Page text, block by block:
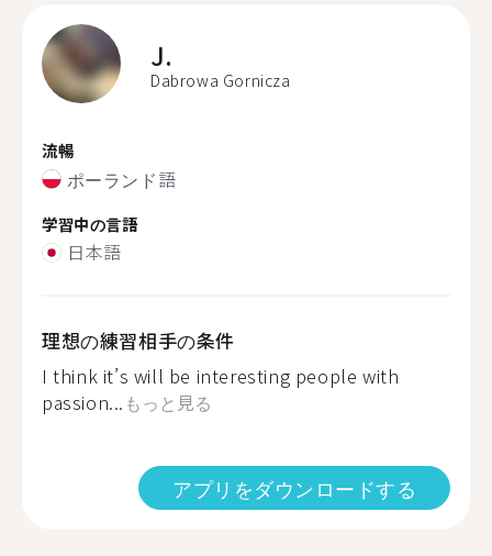
J.
Dabrowa Gornicza
流暢
ポーランド語
学習中の言語
日本語
理想の練習相手の条件
I think it’s will be interesting people with
passion... もっと見る
アプリをダウンロードする